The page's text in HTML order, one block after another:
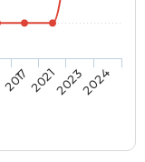
2017202120232024